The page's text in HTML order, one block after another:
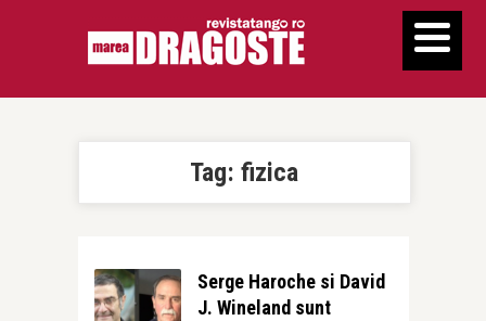
Tag: fizica
Serge Haroche si David
J. Wineland sunt